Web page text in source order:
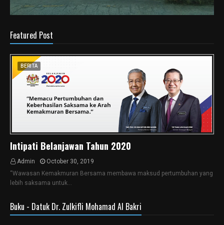
Featured Post
BERITA
Intipati Belanjawan Tahun 2020
Admin
October 30, 2019
“Wawasan Kemakmuran Bersama membawa maksud pertumbuhan yang
lebih saksama untuk…
Buku - Datuk Dr. Zulkifli Mohamad Al Bakri